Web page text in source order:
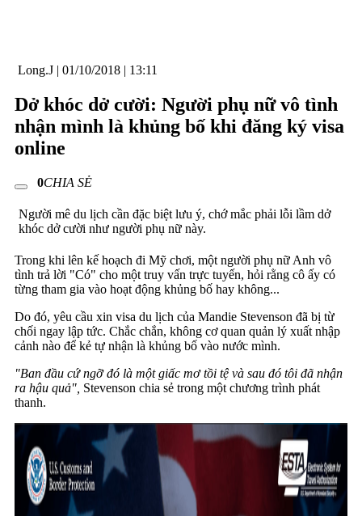
Long.J | 01/10/2018 | 13:11
Dở khóc dở cười: Người phụ nữ vô tình
nhận mình là khủng bố khi đăng ký visa
online
0CHIA SẺ
Người mê du lịch cần đặc biệt lưu ý, chớ mắc phải lỗi lầm dở
khóc dở cười như người phụ nữ này.
Trong khi lên kế hoạch đi Mỹ chơi, một người phụ nữ Anh vô
tình trả lời "Có" cho một truy vấn trực tuyến, hỏi rằng cô ấy có
từng tham gia vào hoạt động khủng bố hay không...
Do đó, yêu cầu xin visa du lịch của Mandie Stevenson đã bị từ
chối ngay lập tức. Chắc chắn, không cơ quan quản lý xuất nhập
cảnh nào để kẻ tự nhận là khủng bố vào nước mình.
"Ban đầu cứ ngỡ đó là một giấc mơ tồi tệ và sau đó tôi đã nhận
ra hậu quả", Stevenson chia sẻ trong một chương trình phát
thanh.